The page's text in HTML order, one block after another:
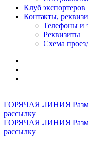
Клуб экспортеров
Контакты,
Телефоны и
Реквизиты
Схема
ГОРЯЧАЯ ЛИНИЯ
рассылку
ГОРЯЧАЯ ЛИНИЯ
рассылку